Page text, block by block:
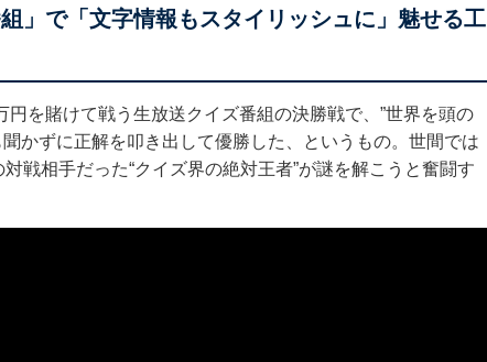
」で「文字情報もスタイリッシュに」魅せる工
円を賭けて戦う生放送クイズ番組の決勝戦で、”世界を頭の
かずに正解を叩き出して優勝した、というもの。世間では
戦相手だった“クイズ界の絶対王者”が謎を解こうと奮闘す